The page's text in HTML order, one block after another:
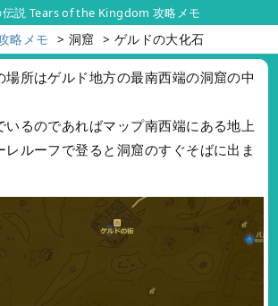
説 Tears of the Kingdom 攻略メモ
略メモ 洞窟 ゲルドの大化石
場所はゲルド地方の最南西端の洞窟の中
いるのであればマップ南西端にある地上
レルーフで登ると洞窟のすぐそばに出ま